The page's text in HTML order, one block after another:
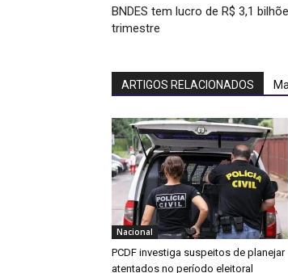
BNDES tem lucro de R$ 3,1
trimestre
ARTIGOS RELACIONADOS
Nacional
PCDF investiga suspeitos de planejar
atentados no período eleitoral